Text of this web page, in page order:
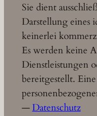
Sie dient
Darstellung eines
keinerlei
Es werden keine
Dienstleistungen
bereitgestellt.
—Datenschutz